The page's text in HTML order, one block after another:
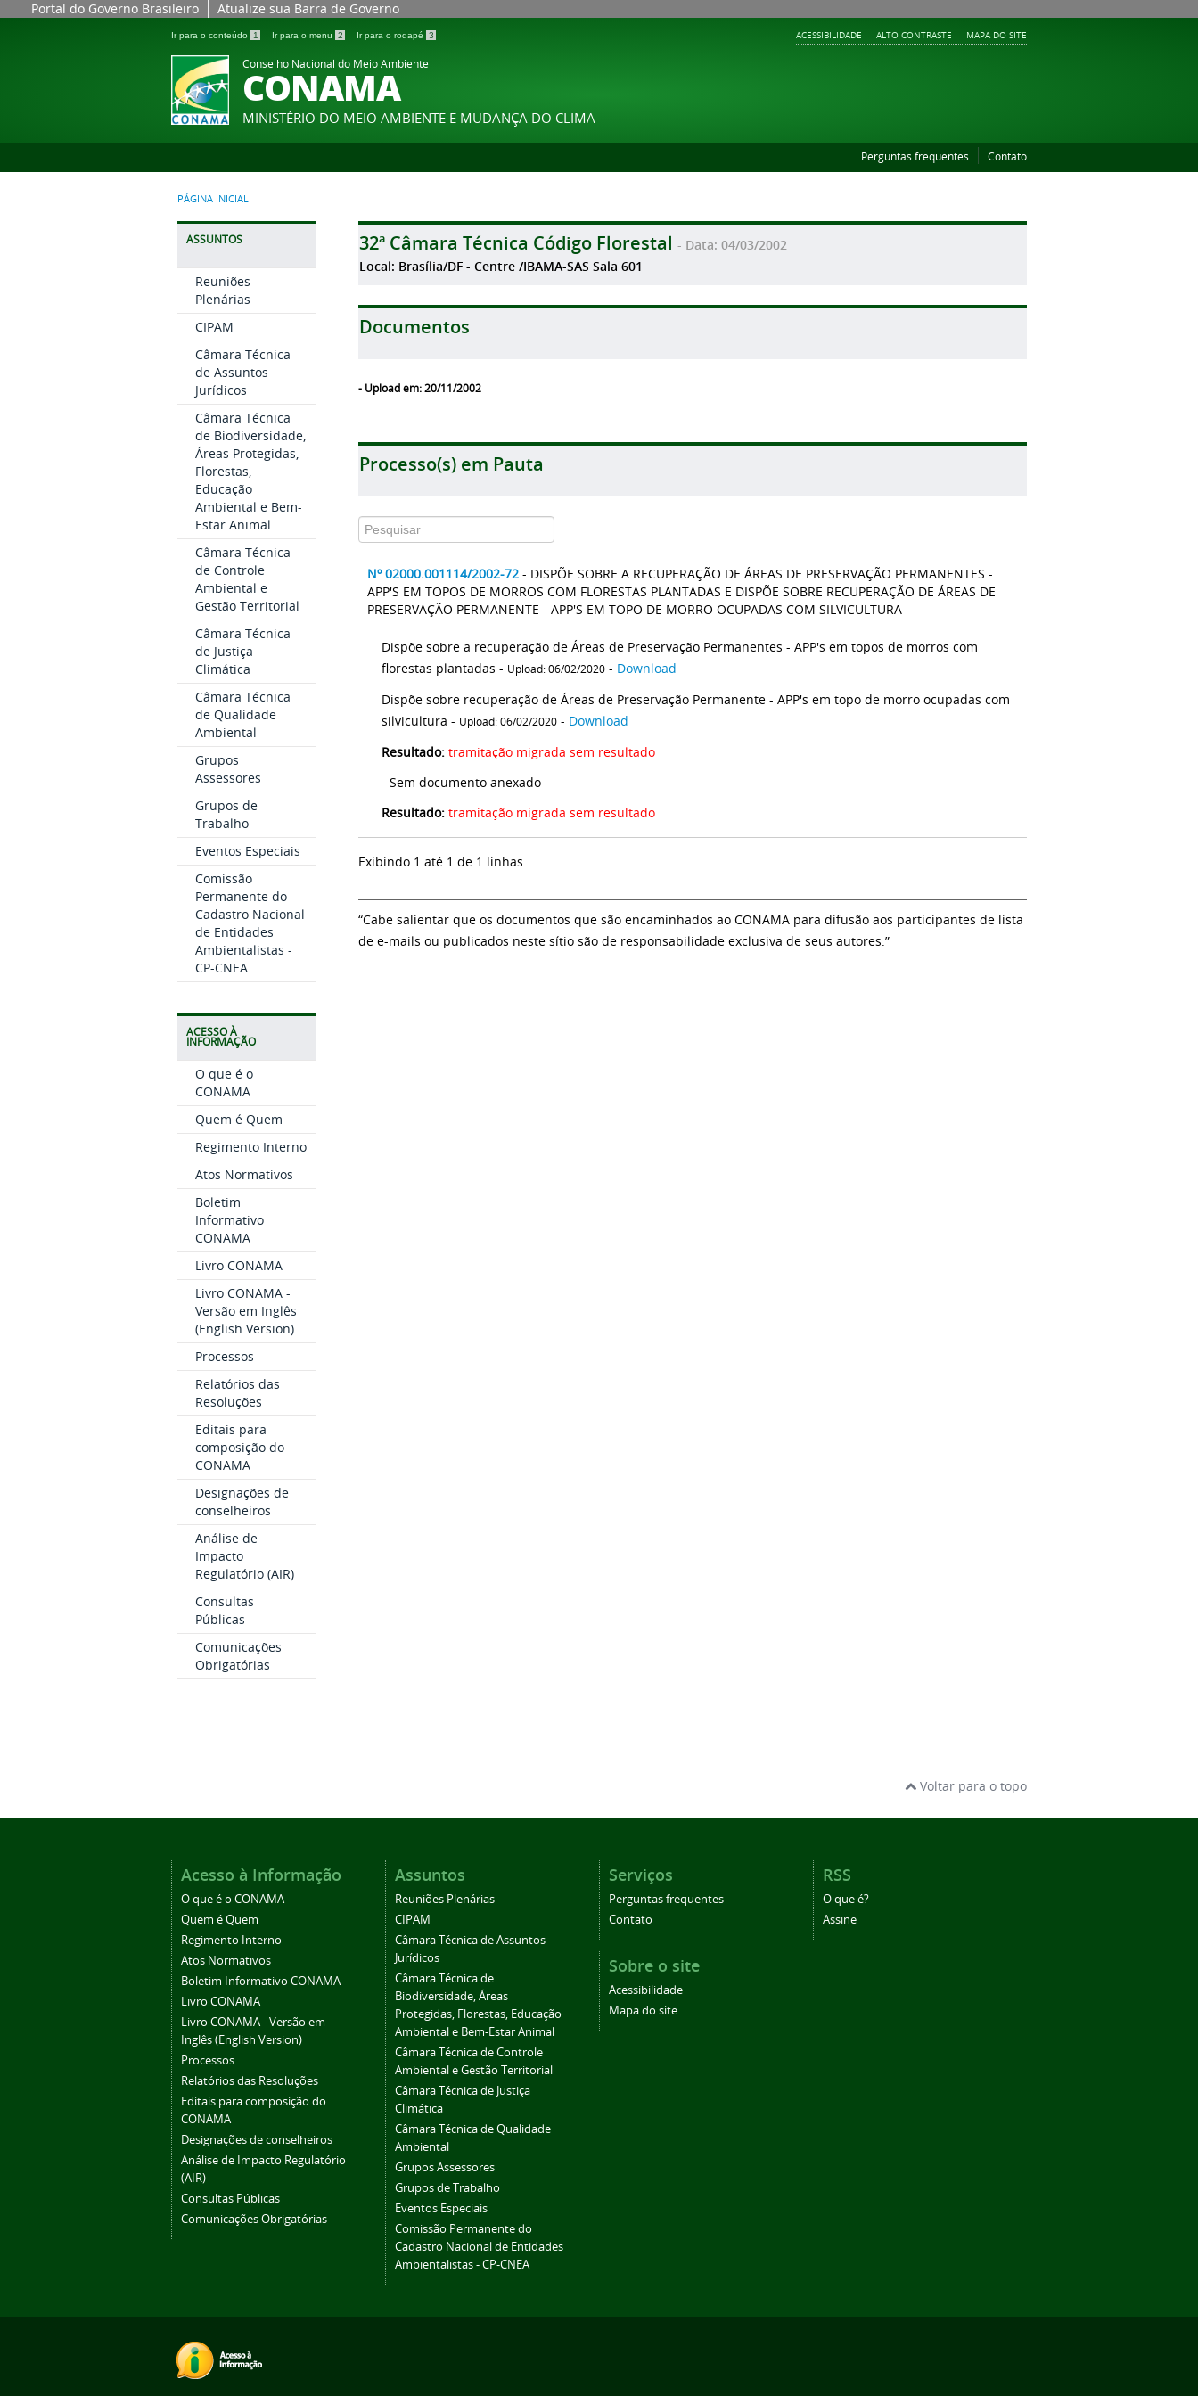
Portal do Governo Brasileiro Atualize sua Barra de Governo
Ir para o conteúdo 1 Ir para o menu 2 Ir para o rodapé 3 ACESSIBILIDADE ALTO CONTRASTE MAPA DO SITE
Conselho Nacional do Meio Ambiente
CONAMA
MINISTÉRIO DO MEIO AMBIENTE E MUDANÇA DO CLIMA
Perguntas frequentes Contato
PÁGINA INICIAL
ASSUNTOS
Reuniões
Plenárias
CIPAM
Câmara Técnica
de Assuntos
Jurídicos
Câmara Técnica
de Biodiversidade,
Áreas Protegidas,
Florestas,
Educação
Ambiental e Bem-
Estar Animal
Câmara Técnica
de Controle
Ambiental e
Gestão Territorial
Câmara Técnica
de Justiça
Climática
Câmara Técnica
de Qualidade
Ambiental
Grupos
Assessores
Grupos de
Trabalho
Eventos Especiais
Comissão
Permanente do
Cadastro Nacional
de Entidades
Ambientalistas -
CP-CNEA
ACESSO À
INFORMAÇÃO
O que é o
CONAMA
Quem é Quem
Regimento Interno
Atos Normativos
Boletim
Informativo
CONAMA
Livro CONAMA
Livro CONAMA -
Versão em Inglês
(English Version)
Processos
Relatórios das
Resoluções
Editais para
composição do
CONAMA
Designações de
conselheiros
Análise de
Impacto
Regulatório (AIR)
Consultas
Públicas
Comunicações
Obrigatórias
32ª Câmara Técnica Código Florestal - Data: 04/03/2002
Local: Brasília/DF - Centre /IBAMA-SAS Sala 601
Documentos
- Upload em: 20/11/2002
Processo(s) em Pauta
Nº 02000.001114/2002-72 - DISPÕE SOBRE A RECUPERAÇÃO DE ÁREAS DE PRESERVAÇÃO PERMANENTES -
APP'S EM TOPOS DE MORROS COM FLORESTAS PLANTADAS E DISPÕE SOBRE RECUPERAÇÃO DE ÁREAS DE
PRESERVAÇÃO PERMANENTE - APP'S EM TOPO DE MORRO OCUPADAS COM SILVICULTURA
Dispõe sobre a recuperação de Áreas de Preservação Permanentes - APP's em topos de morros com
florestas plantadas - Upload: 06/02/2020 - Download
Dispõe sobre recuperação de Áreas de Preservação Permanente - APP's em topo de morro ocupadas com
silvicultura - Upload: 06/02/2020 - Download
Resultado: tramitação migrada sem resultado
- Sem documento anexado
Resultado: tramitação migrada sem resultado
Exibindo 1 até 1 de 1 linhas
“Cabe salientar que os documentos que são encaminhados ao CONAMA para difusão aos participantes de lista
de e-mails ou publicados neste sítio são de responsabilidade exclusiva de seus autores.”
Voltar para o topo
Acesso à Informação
O que é o CONAMA
Quem é Quem
Regimento Interno
Atos Normativos
Boletim Informativo CONAMA
Livro CONAMA
Livro CONAMA - Versão em
Inglês (English Version)
Processos
Relatórios das Resoluções
Editais para composição do
CONAMA
Designações de conselheiros
Análise de Impacto Regulatório
(AIR)
Consultas Públicas
Comunicações Obrigatórias
Assuntos
Reuniões Plenárias
CIPAM
Câmara Técnica de Assuntos
Jurídicos
Câmara Técnica de
Biodiversidade, Áreas
Protegidas, Florestas, Educação
Ambiental e Bem-Estar Animal
Câmara Técnica de Controle
Ambiental e Gestão Territorial
Câmara Técnica de Justiça
Climática
Câmara Técnica de Qualidade
Ambiental
Grupos Assessores
Grupos de Trabalho
Eventos Especiais
Comissão Permanente do
Cadastro Nacional de Entidades
Ambientalistas - CP-CNEA
Serviços
Perguntas frequentes
Contato
RSS
O que é?
Assine
Sobre o site
Acessibilidade
Mapa do site